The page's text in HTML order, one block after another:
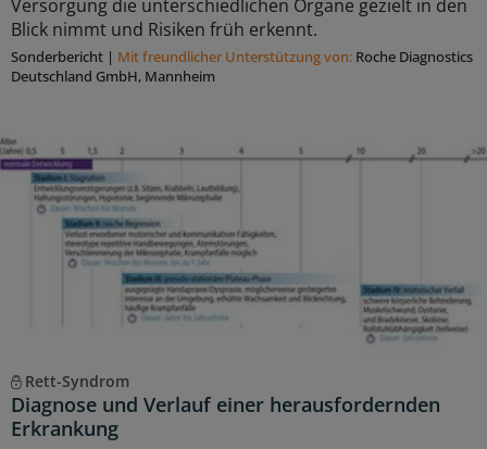
Versorgung die unterschiedlichen Organe gezielt in den
Blick nimmt und Risiken früh erkennt.
Sonderbericht | Mit freundlicher Unterstützung von: Roche Diagnostics
Deutschland GmbH, Mannheim
Rett-Syndrom
Diagnose und Verlauf einer herausfordernden
Erkrankung